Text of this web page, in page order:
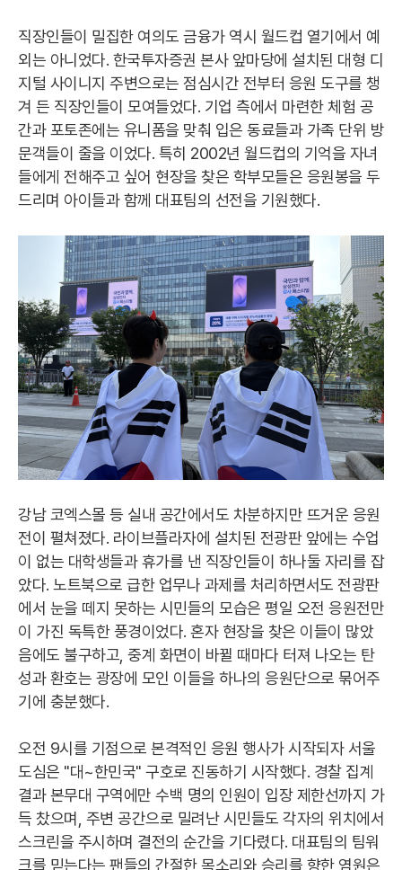
직장인들이 밀집한 여의도 금융가 역시 월드컵 열기에서 예
외는 아니었다. 한국투자증권 본사 앞마당에 설치된 대형 디
지털 사이니지 주변으로는 점심시간 전부터 응원 도구를 챙
겨 든 직장인들이 모여들었다. 기업 측에서 마련한 체험 공
간과 포토존에는 유니폼을 맞춰 입은 동료들과 가족 단위 방
문객들이 줄을 이었다. 특히 2002년 월드컵의 기억을 자녀
들에게 전해주고 싶어 현장을 찾은 학부모들은 응원봉을 두
드리며 아이들과 함께 대표팀의 선전을 기원했다.
강남 코엑스몰 등 실내 공간에서도 차분하지만 뜨거운 응원
전이 펼쳐졌다. 라이브플라자에 설치된 전광판 앞에는 수업
이 없는 대학생들과 휴가를 낸 직장인들이 하나둘 자리를 잡
았다. 노트북으로 급한 업무나 과제를 처리하면서도 전광판
에서 눈을 떼지 못하는 시민들의 모습은 평일 오전 응원전만
이 가진 독특한 풍경이었다. 혼자 현장을 찾은 이들이 많았
음에도 불구하고, 중계 화면이 바뀔 때마다 터져 나오는 탄
성과 환호는 광장에 모인 이들을 하나의 응원단으로 묶어주
기에 충분했다.
오전 9시를 기점으로 본격적인 응원 행사가 시작되자 서울
도심은 "대~한민국" 구호로 진동하기 시작했다. 경찰 집계
결과 본무대 구역에만 수백 명의 인원이 입장 제한선까지 가
득 찼으며, 주변 공간으로 밀려난 시민들도 각자의 위치에서
스크린을 주시하며 결전의 순간을 기다렸다. 대표팀의 팀워
크를 믿는다는 팬들의 간절한 목소리와 승리를 향한 염원은